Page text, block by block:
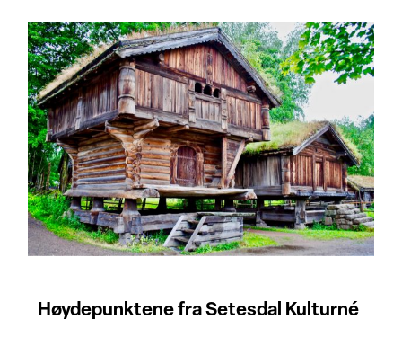
Høydepunktene fra Setesdal Kulturné